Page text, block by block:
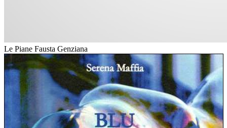
Le Piane Fausta Genziana